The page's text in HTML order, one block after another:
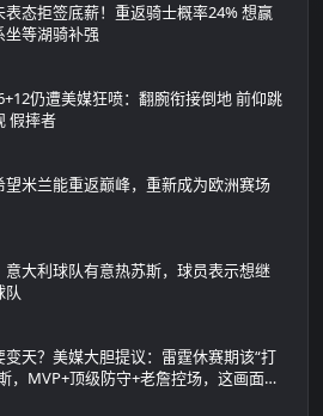
表态拒签底薪！重返骑士概率24% 想赢
坐等湖骑补强
仍遭美媒狂喷：翻腕衔接倒地 前仰跳
假摔者
望米兰能重返巅峰，重新成为欧洲赛场
意大利球队有意热苏斯，球员表示想继
队
变天？美媒大胆提议：雷霆休赛期该“打
，MVP+顶级防守+老詹控场，这画面太